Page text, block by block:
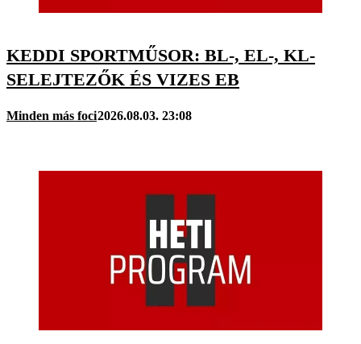
KEDDI SPORTMŰSOR: BL-, EL-, KL-
SELEJTEZŐK ÉS VIZES EB
Minden más foci2026.08.03. 23:08